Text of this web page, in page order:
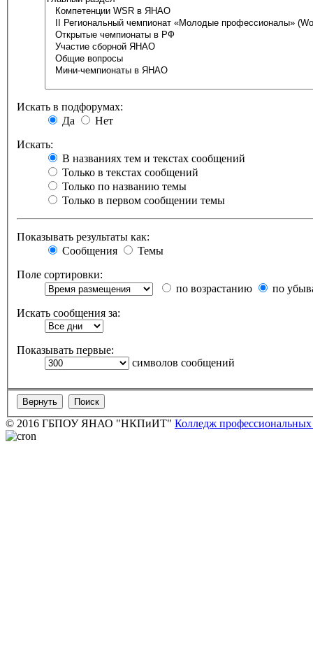
Искать в подфорумах:
Да
Нет
Искать:
В названиях тем и текстах сообщений
Только в текстах сообщений
Только по названию темы
Только в первом сообщении темы
Показывать результаты как:
Сообщения
Темы
Поле сортировки:
по возрастанию
по
Искать сообщения за:
Показывать первые:
символов сообщений
© 2016 ГБПОУ ЯНАО "НКПиИТ" Колледж